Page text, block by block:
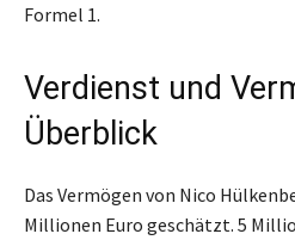
Formel 1.
Verdienst und
Überblick
Das Vermögen von Nico
Millionen Euro geschätzt. 5